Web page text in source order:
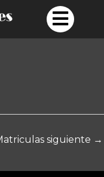
siguiente →